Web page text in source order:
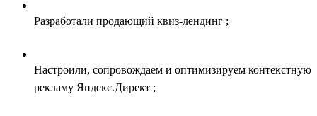
Разработали продающий квиз-лендинг ;
Настроили, сопровождаем и оптимизируем контекстную
рекламу Яндекс.Директ ;